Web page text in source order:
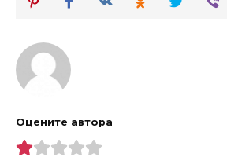
Оцените автора